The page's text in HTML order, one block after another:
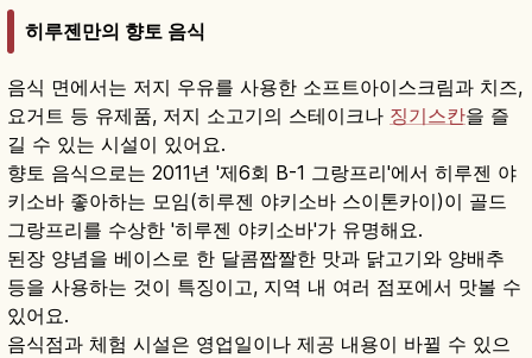
히루젠만의 향토 음식
음식 면에서는 저지 우유를 사용한 소프트아이스크림과 치즈,
요거트 등 유제품, 저지 소고기의 스테이크나 징기스칸을 즐
길 수 있는 시설이 있어요.
향토 음식으로는 2011년 '제6회 B-1 그랑프리'에서 히루젠 야
키소바 좋아하는 모임(히루젠 야키소바 스이톤카이)이 골드
그랑프리를 수상한 '히루젠 야키소바'가 유명해요.
된장 양념을 베이스로 한 달콤짭짤한 맛과 닭고기와 양배추
등을 사용하는 것이 특징이고, 지역 내 여러 점포에서 맛볼 수
있어요.
음식점과 체험 시설은 영업일이나 제공 내용이 바뀔 수 있으